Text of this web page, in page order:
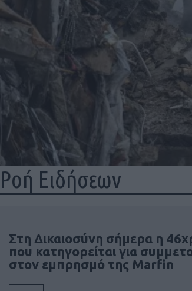
Ροή Ειδήσεων
Στη Δικαιοσύνη σήμερα η
που κατηγορείται για
στον εμπρησμό της Marfin